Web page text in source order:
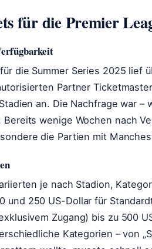
für die Premier
die Summer Series 2025 lief
Partner
an. Die Nachfrage war
Bereits wenige Wochen nach
die Partien mit
je nach Stadion,
und 250 US-Dollar für
Zugang) bis zu 500
Kategorien – von